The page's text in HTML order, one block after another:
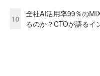
10
全社AI活用率99％の
るのか？CTOが語るイ